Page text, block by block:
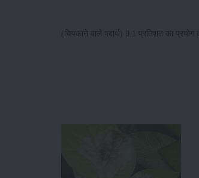
(चिपकाने वाले पदार्थ) 0.1 प्रतिशत का